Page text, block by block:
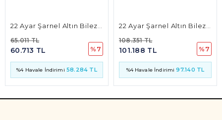
60.713 TL
65.011 TL
%7
%4 Havale İndirimi 58.284 TL
101.188 TL
108.351 TL
%7
%4 Havale İndirimi97.140 TL